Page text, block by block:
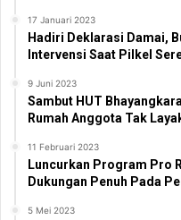
17 Januari 2023
Hadiri Deklarasi Damai,
Intervensi Saat Pilkel
9 Juni 2023
Sambut HUT
Rumah Anggota Tak
11 Februari 2023
Luncurkan Program Pro
Dukungan Penuh Pada
5 Mei 2023